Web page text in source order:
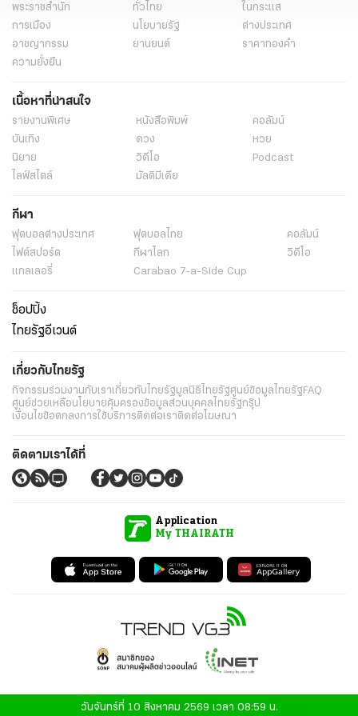
พระราชสำนัก ทั่วไทย
ในกระแส
การเมือง
นโยบายรัฐ
ต่างประเทศ
อาชญากรรม
ยานยนต์
ราคาทองคำ
ความยั่งยืน
เนื้อหาที่น่าสนใจ
รายงานพิเศษ หนังสือพิมพ์
คอลัมน์
บันเทิง
ดวง
หวย
นิยาย
วิดีโอ
Podcast
ไลฟ์สไตล์
มัลติมีเดีย
กีฬา
ฟุตบอลต่่างประเทศ ฟุตบอลไทย
คอลัมน์
ไฟต์สปอร์ต
กีฬาโลก
วิดีโอ
แกลเลอรี่
Carabao 7-a-Side Cup
ช็อปปิ้ง
ไทยรัฐอีเวนต์
เกี่ยวกับไทยรัฐ
กิจกรรมร่วมงานกับเราเกี่ยวกับไทยรัฐมูลนิธิไทยรัฐศูนย์ข้อมูลไทยรัฐ FAQ
ศูนย์ช่วยเหลือนโยบายคุ้มครองข้อมูลส่วนบุคคลไทยรัฐกรุ๊ป
เงื่อนไขข้อตกลงการใช้บริการติดต่อเราติดต่อโฆษณา
ติดตามเราได้ที่
Application
My THAIRATH
วันจันทร์ที่ 10 สิงหาคม 2569 เวลา 08:59 น.